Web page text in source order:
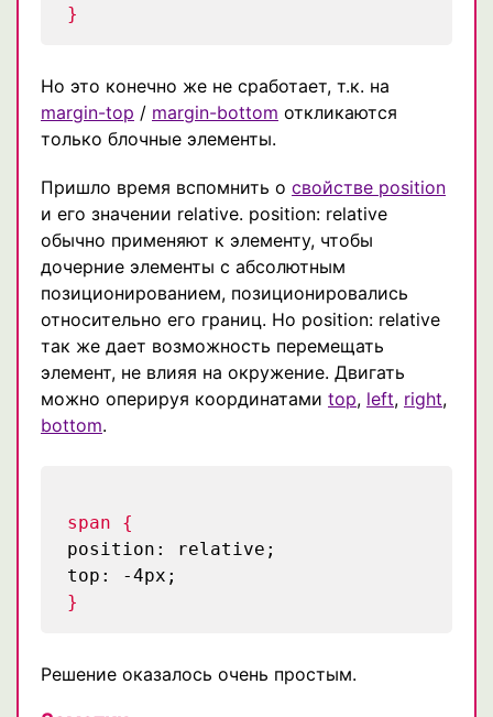
}
Но это конечно же не сработает, т.к. на
margin-top / margin-bottom откликаются
только блочные элементы.
Пришло время вспомнить о свойстве position
и его значении relative. position: relative
обычно применяют к элементу, чтобы
дочерние элементы с абсолютным
позиционированием, позиционировались
относительно его границ. Но position: relative
так же дает возможность перемещать
элемент, не влияя на окружение. Двигать
можно оперируя координатами top, left, right,
bottom.
span {
position: relative;
top: -4px;
}
Решение оказалось очень простым.